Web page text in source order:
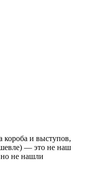
короба и выступов,
— это не наш
не нашли